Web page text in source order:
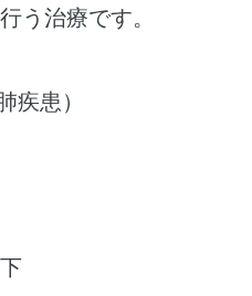
う治療です。
疾患）